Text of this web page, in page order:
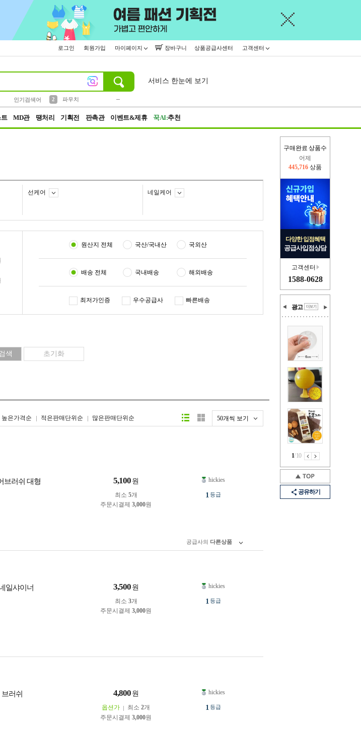
로그인 회원가입 마이페이지 장바구니 상품공급사센터 고객센터
인기검색어
2
파우치
서비스 한눈에 보기
MD관 땡처리 기획전 판촉관 이벤트&제휴 꾹AI:추천
구매완료 상품수
어제
445,716 상품
다양한 입점혜택
공급사입점상담
고객센터
1588-0628
광고
1/10
공유하기
선케어 네일케어
원산지 전체 국산/국내산 국외산
배송 전체 국내배송 해외배송
최저가인증 우수공급사 빠른배송
높은가격순 적은판매단위순 많은판매단위순 50개씩 보기
브러쉬 대형 5,100 원
최소 5개
주문시결제 3,000원
hickies
1 등급
공급사의 다른상품
일샤이너 3,500 원
최소 3개
주문시결제 3,000원
hickies
1 등급
러쉬 4,800 원
옵션가 최소 2개
주문시결제 3,000원
hickies
1 등급